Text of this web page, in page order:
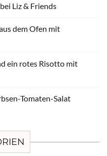
Liz & Friends
dem Ofen mit
ein rotes Risotto mit
Tomaten-Salat